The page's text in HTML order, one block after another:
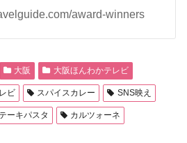
award-winners
大阪 大阪ほんわかテレビ
ビ スパイスカレー SNS映え
ーキパスタ カルツォーネ